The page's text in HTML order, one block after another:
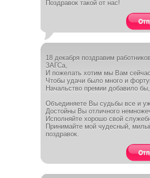
Поздравок такой от нас!
18 декабря поздравим
ЗАГСа,
И пожелать хотим мы Вам
Чтобы удачи было много и
Начальство премии добавило
Объединяете Вы судьбы все и
Достойны Вы отличного
Исполняйте хорошо свой
Принимайте мой чудесный,
поздравок.